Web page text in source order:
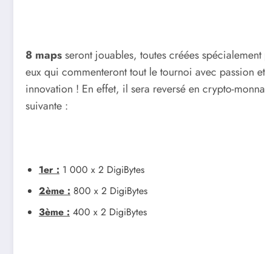
8 mapsseront jouables, toutes créées spécialement
eux qui commenteront tout le tournoi avec passion
innovation ! En effet, il sera reversé en crypto-
suivante :
1er : 1 000 x 2 DigiBytes
2ème : 800 x 2 DigiBytes
3ème : 400 x 2 DigiBytes